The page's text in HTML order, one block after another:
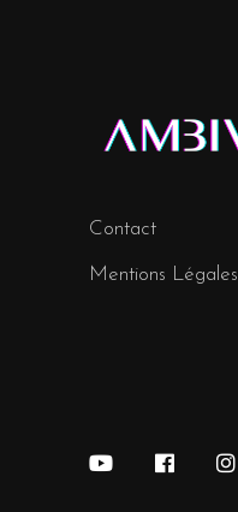
Contact
Mentions Légales